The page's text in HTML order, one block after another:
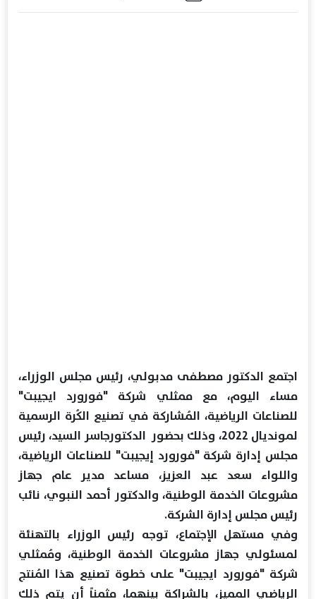
اجتمع الدكتور مصطفى مدبولي، رئيس مجلس الوزراء،
مساء اليوم، مع ممثلي شركة "فورورد ايجيبت"
للصناعات الرياضية، المُشاركة في تصنيع الكُرة الرسمية
لمونديال 2022، وذلك بحضور الدكتورجاسر السيد، رئيس
مجلس إدارة شركة "فورورد إيجيبت" للصناعات الرياضية،
واللواء سعد عبد العزيز، مساعد مدير عام جهاز
مشروعات الخدمة الوطنية، والدكتور أحمد النبوي، نائب
رئيس مجلس إدارة الشركة.
وفي مستهل الإجتماع، توجه رئيس الوزراء بالتهنئة
لمسئولي جهاز مشروعات الخدمة الوطنية، ومُمثلي
شركة "فورورد ايجيبت" على خطوة تصنيع هذا المُنتج
الرياضي المميز، بالشراكة بينهما، مثمناً أن يتم ذلك